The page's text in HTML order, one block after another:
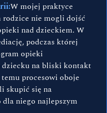
W mojej praktyce
rodzice nie mogli dojść
nad dzieckiem. W
podczas której
opieki
dziecku na bliski kontakt
procesowi oboje
skupić się na
dla niego najlepszym